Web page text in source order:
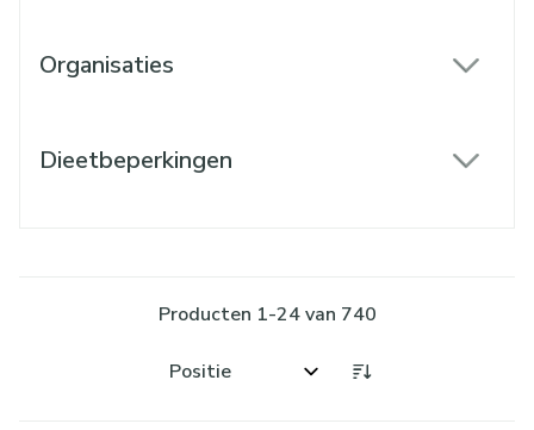
Organisaties
Dieetbeperkingen
Producten 1-24van 740
Sorteer op: